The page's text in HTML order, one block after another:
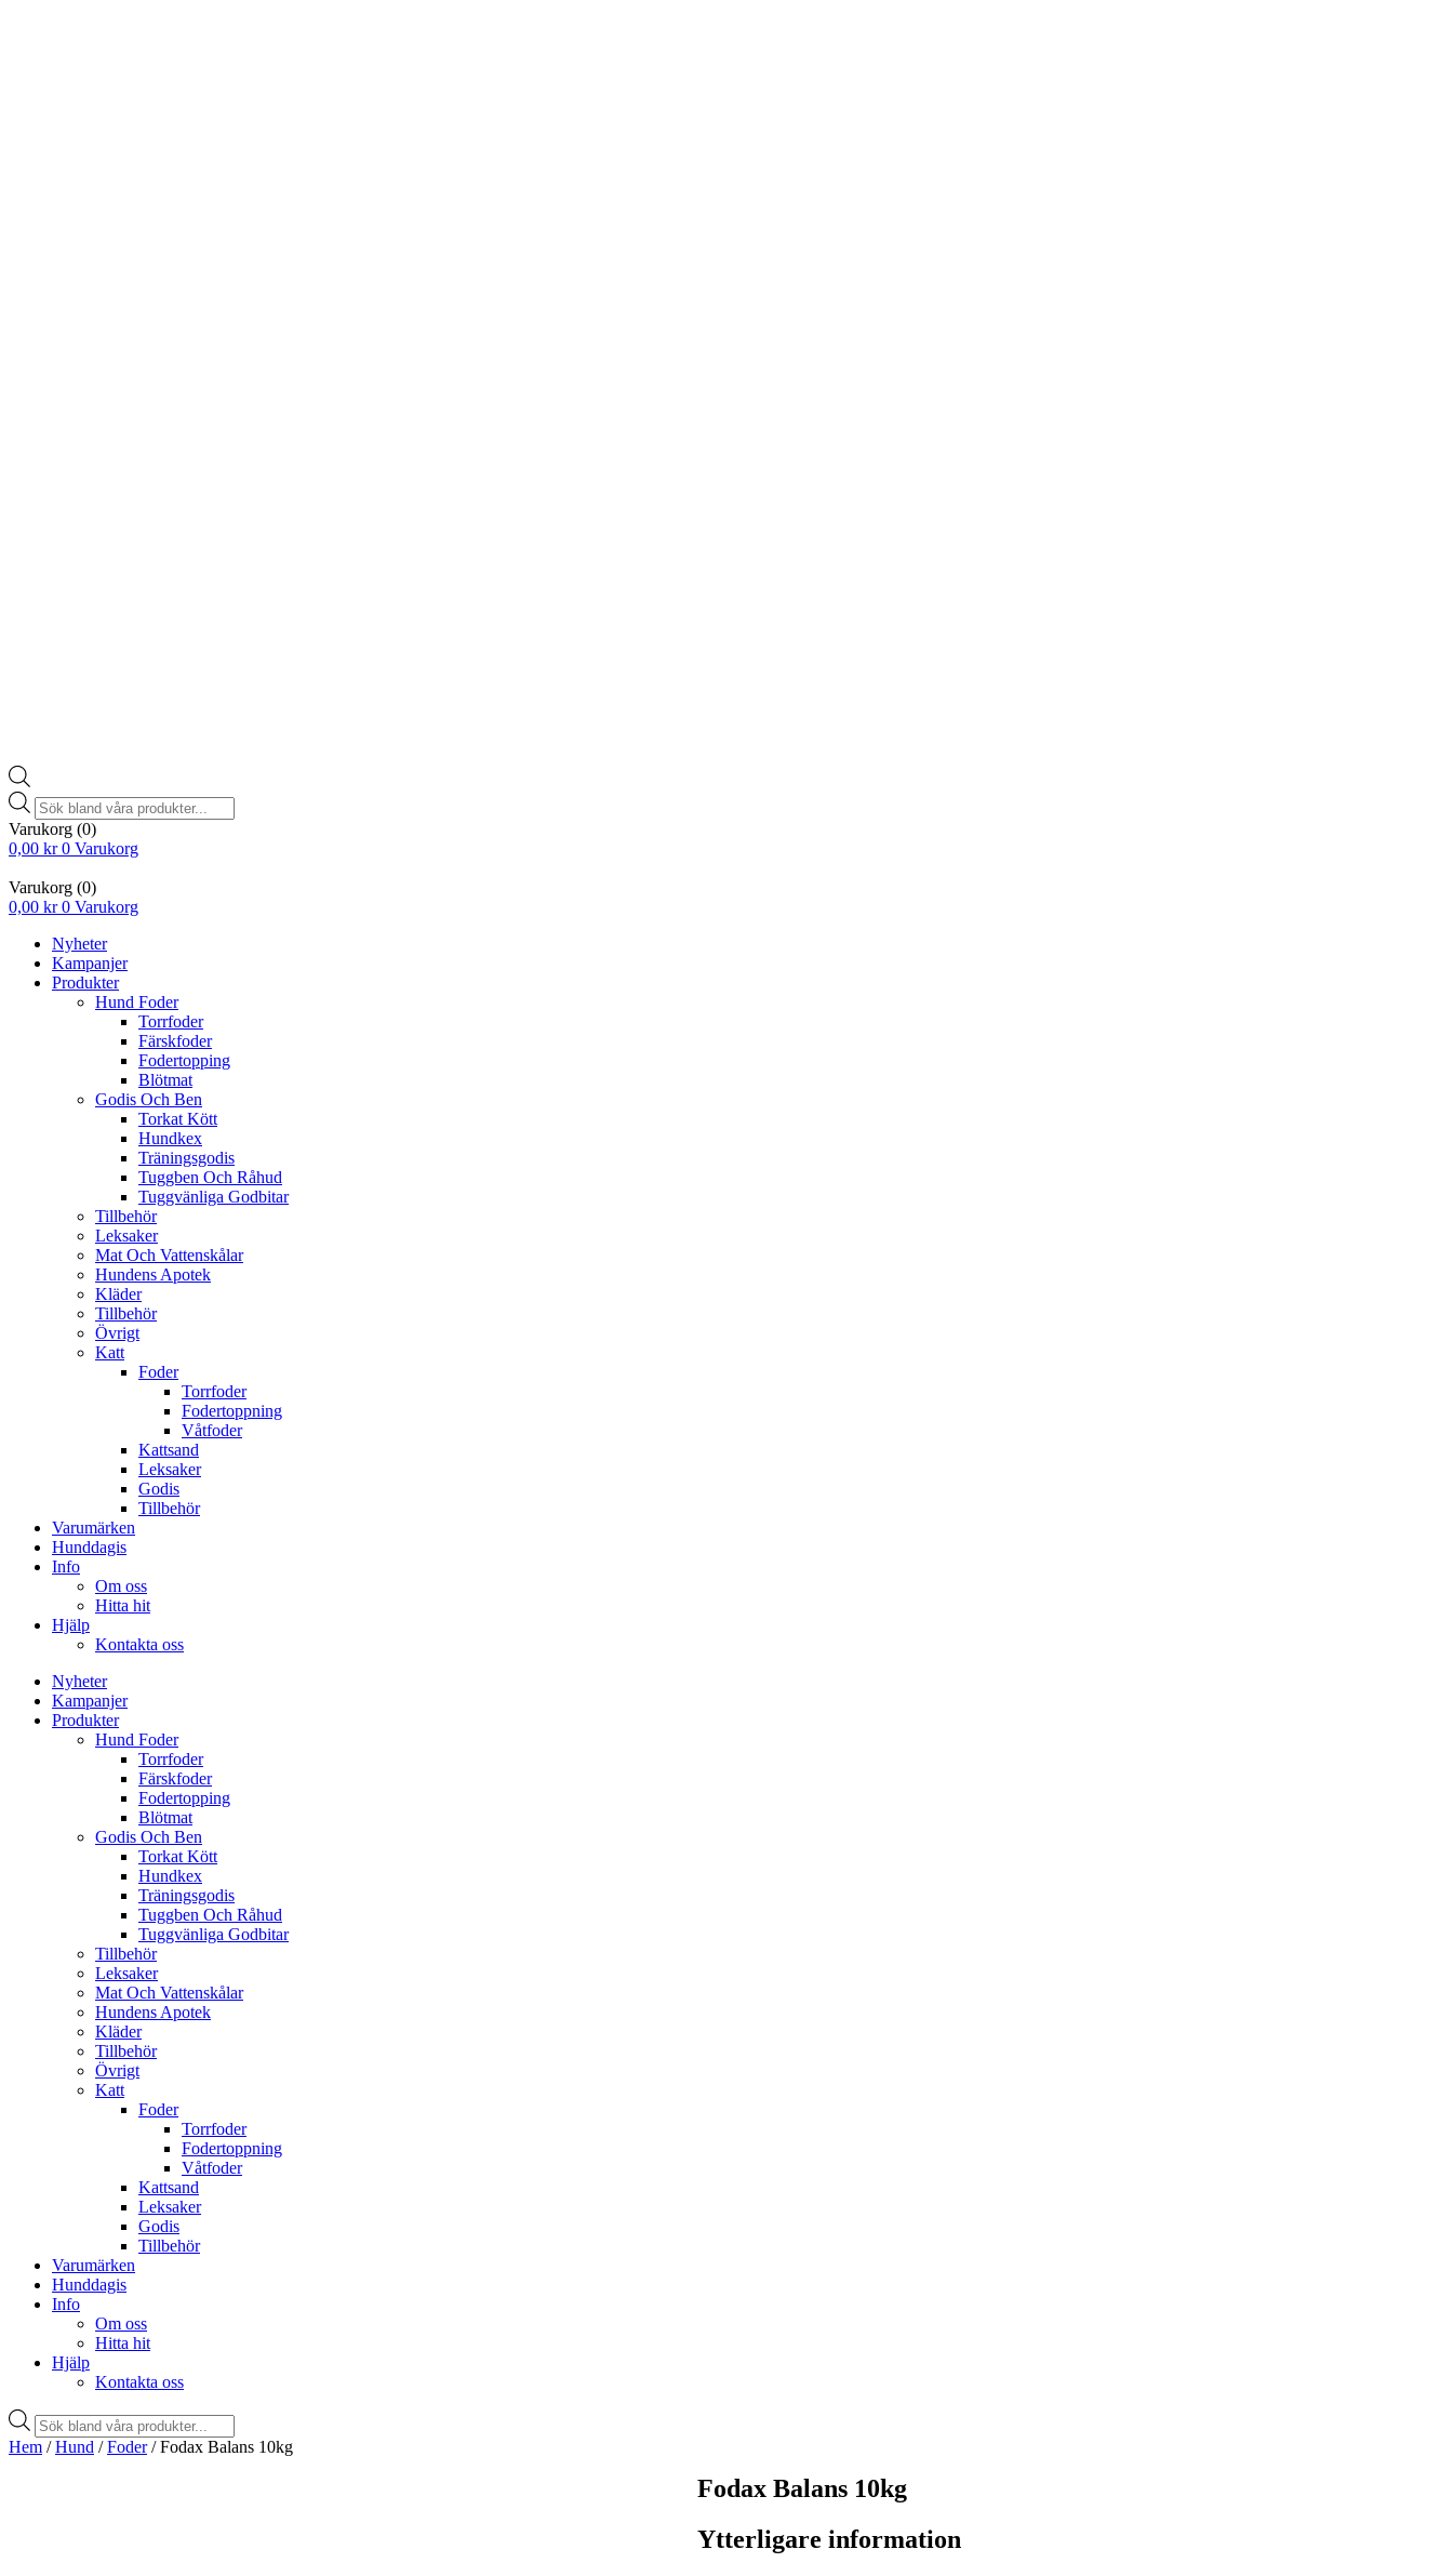
Products
search
Varukorg (0)
0,00 kr 0 Varukorg
Varukorg (0)
0,00 kr 0 Varukorg
Nyheter
Kampanjer
Produkter
Hund Foder
Torrfoder
Färskfoder
Fodertopping
Blötmat
Godis Och Ben
Torkat Kött
Hundkex
Träningsgodis
Tuggben Och Råhud
Tuggvänliga Godbitar
Tillbehör
Leksaker
Mat Och Vattenskålar
Hundens Apotek
Kläder
Tillbehör
Övrigt
Katt
Foder
Torrfoder
Fodertoppning
Våtfoder
Kattsand
Leksaker
Godis
Tillbehör
Varumärken
Hunddagis
Info
Om oss
Hitta hit
Hjälp
Kontakta oss
Nyheter
Kampanjer
Produkter
Hund Foder
Torrfoder
Färskfoder
Fodertopping
Blötmat
Godis Och Ben
Torkat Kött
Hundkex
Träningsgodis
Tuggben Och Råhud
Tuggvänliga Godbitar
Tillbehör
Leksaker
Mat Och Vattenskålar
Hundens Apotek
Kläder
Tillbehör
Övrigt
Katt
Foder
Torrfoder
Fodertoppning
Våtfoder
Kattsand
Leksaker
Godis
Tillbehör
Varumärken
Hunddagis
Info
Om oss
Hitta hit
Hjälp
Kontakta oss
Products
search
Hem /Hund /Foder/ Fodax Balans 10kg
Fodax Balans 10kg
Ytterligare information